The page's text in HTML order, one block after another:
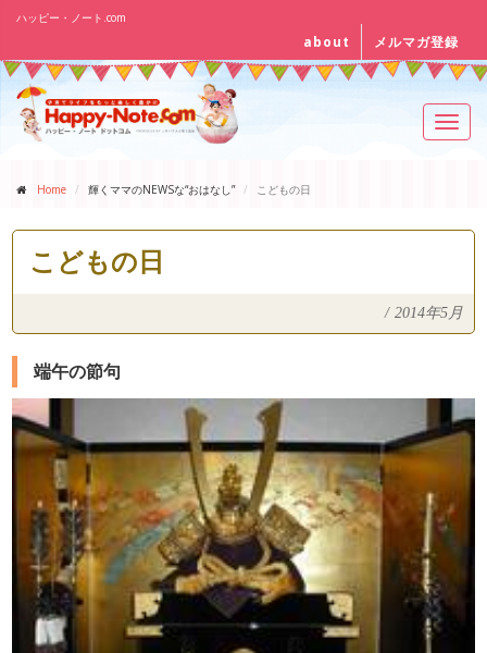
ハッピー・ノート.com
about メルマガ登録
Home 輝くママのNEWSな“おはなし” こどもの日
こどもの日
/ 2014年5月
端午の節句